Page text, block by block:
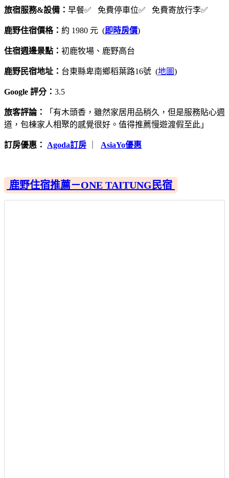
旅宿服務&設備： 早餐✅ 免費停車位✅ 免費寄放行李✅
鹿野住宿價格： 約 1980 元 (即時房價)
住宿週邊景點： 初鹿牧場、鹿野高台
鹿野民宿地址： 台東縣卑南鄉稻葉路16號 (地圖)
Google 評分： 3.5
旅客評論：
「有木頭香，雖然家居用品稍久，但是服務貼心週
道，包棟家人相聚的感覺很好。值得推薦慢遊渡假至此」
訂房優惠： Agoda訂房 AsiaYo優惠
鹿野住宿推薦－ONE TAITUNG民宿